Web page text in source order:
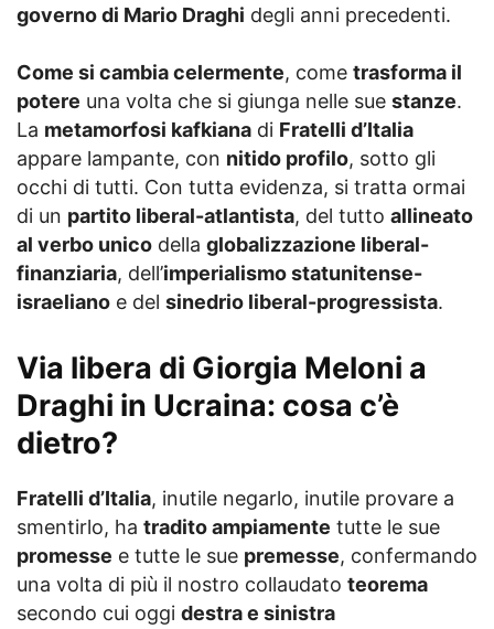
governo di Mario Draghi degli anni precedenti.
Come si cambia celermente, come trasforma il
potere una volta che si giunga nelle sue stanze.
La metamorfosi kafkiana di Fratelli d’Italia
appare lampante, con nitido profilo, sotto gli
occhi di tutti. Con tutta evidenza, si tratta ormai
di un partito liberal-atlantista, del tutto allineato
al verbo unico della globalizzazione liberal-
finanziaria, dell’imperialismo statunitense-
israeliano e del sinedrio liberal-progressista.
Via libera di Giorgia Meloni a
Draghi in Ucraina: cosa c’è
dietro?
Fratelli d’Italia, inutile negarlo, inutile provare a
smentirlo, ha tradito ampiamente tutte le sue
promesse e tutte le sue premesse, confermando
una volta di più il nostro collaudato teorema
secondo cui oggi destra e sinistra